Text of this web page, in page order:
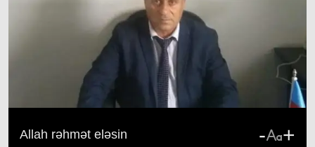
Allah rəhmət eləsin - +